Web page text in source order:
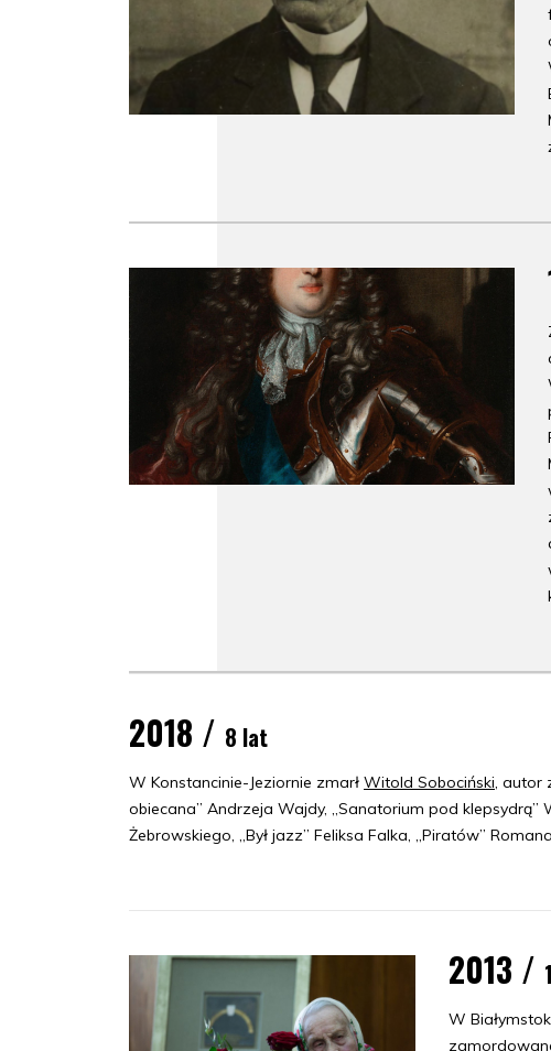
2018 / 8 lat
W Konstancinie-Jeziornie zmarł Witold Sobociński, autor
obiecana” Andrzeja Wajdy, „Sanatorium pod klepsydrą”
Żebrowskiego, „Był jazz” Feliksa Falka, „Piratów”
2013 /
W